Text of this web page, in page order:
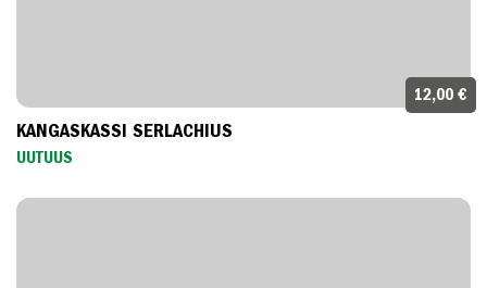
12,00 €
KANGASKASSI SERLACHIUS
UUTUUS